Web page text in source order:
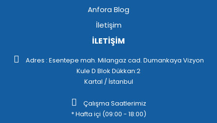
Anfora Blog
İletişim
İLETİŞİM
Adres : Esentepe mah. Milangaz cad. Dumankaya Vizyon
Kule D Blok Dükkan:2
Kartal / İstanbul
Çalışma Saatlerimiz
* Hafta içi (09:00 - 18:00)